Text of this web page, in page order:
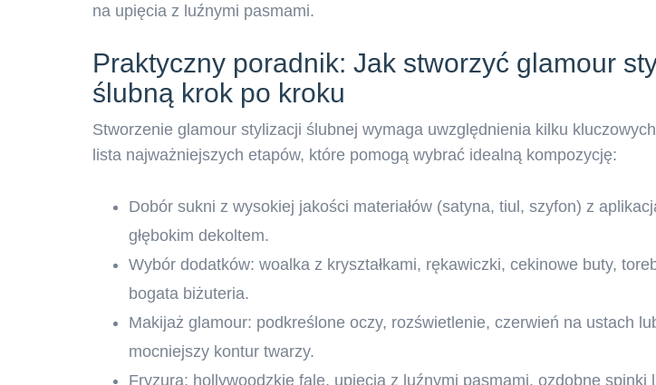
na upięcia z luźnymi pasmami.
Praktyczny poradnik: Jak stworzyć glamour
ślubną krok po kroku
Stworzenie glamour stylizacji ślubnej wymaga uwzględnienia kilku
lista najważniejszych etapów, które pomogą wybrać idealną kompozycję:
Dobór sukni z wysokiej jakości materiałów (satyna, tiul, szyfon) z
głębokim dekoltem.
Wybór dodatków: woalka z kryształkami, rękawiczki, cekinowe buty,
bogata biżuteria.
Makijaż glamour: podkreślone oczy, rozświetlenie, czerwień na ustach
mocniejszy kontur twarzy.
Fryzura: hollywoodzkie fale, upięcia z luźnymi pasmami, ozdobne spinki